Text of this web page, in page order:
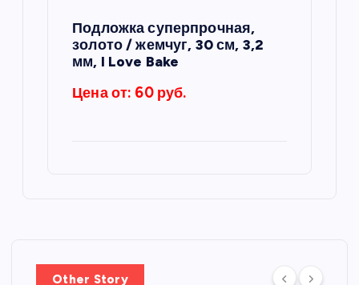
Подложка суперпрочная,
золото / жемчуг, 30 см, 3,2
мм, I Love Bake
Цена от: 60 руб.
Other Story